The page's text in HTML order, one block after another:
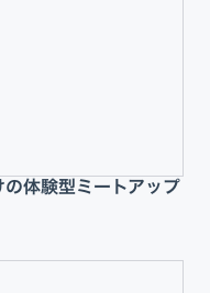
体験型ミートアップ